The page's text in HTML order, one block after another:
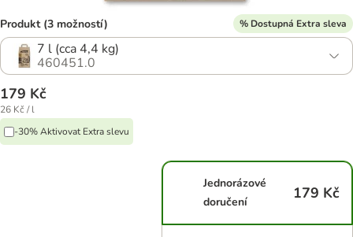
Produkt (3 možností) % Dostupná Extra sleva
7 l (cca 4,4 kg)
460451.0
179 Kč
26 Kč / l
-30% Aktivovat Extra slevu
Jednorázové
doručení
179 Kč